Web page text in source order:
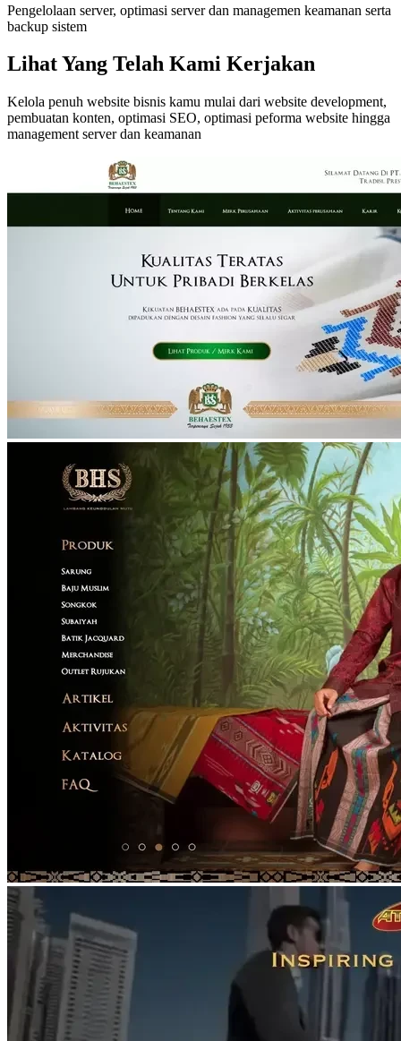
Pengelolaan server, optimasi server dan managemen keamanan serta
backup sistem
Lihat Yang Telah Kami Kerjakan
Kelola penuh website bisnis kamu mulai dari website development,
pembuatan konten, optimasi SEO, optimasi peforma website hingga
management server dan keamanan